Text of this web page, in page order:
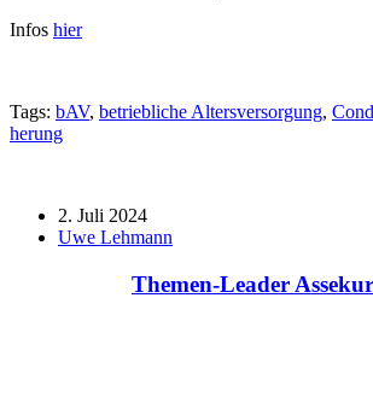
Infos hier
Tags: bAV, betriebliche Altersversorgung,
herung
2. Juli 2024
Uwe Lehmann
Themen-Leader